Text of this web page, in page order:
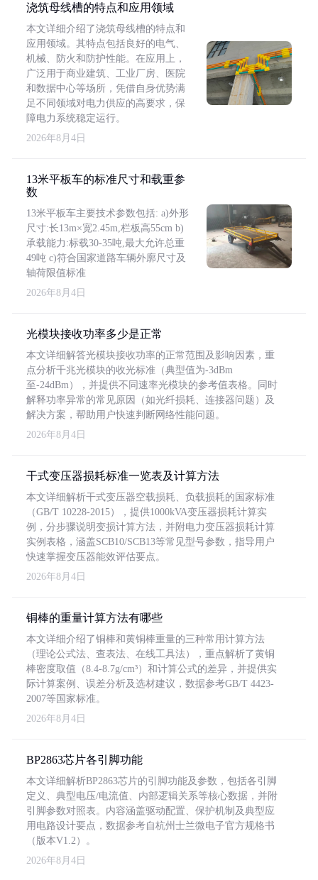
浇筑母线槽的特点和应用领域
本文详细介绍了浇筑母线槽的特点和
应用领域。其特点包括良好的电气、
机械、防火和防护性能。在应用上，
广泛用于商业建筑、工业厂房、医院
和数据中心等场所，凭借自身优势满
足不同领域对电力供应的高要求，保
障电力系统稳定运行。
2026年8月4日
13米平板车的标准尺寸和载重参
数
13米平板车主要技术参数包括: a)外形
尺寸:长13m×宽2.45m,栏板高55cm b)
承载能力:标载30-35吨,最大允许总重
49吨 c)符合国家道路车辆外廓尺寸及
轴荷限值标准
2026年8月4日
光模块接收功率多少是正常
本文详细解答光模块接收功率的正常范围及影响因素，重
点分析千兆光模块的收光标准（典型值为-3dBm
至-24dBm），并提供不同速率光模块的参考值表格。同时
解释功率异常的常见原因（如光纤损耗、连接器问题）及
解决方案，帮助用户快速判断网络性能问题。
2026年8月4日
干式变压器损耗标准一览表及计算方法
本文详细解析干式变压器空载损耗、负载损耗的国家标准
（GB/T 10228-2015），提供1000kVA变压器损耗计算实
例，分步骤说明变损计算方法，并附电力变压器损耗计算
实例表格，涵盖SCB10/SCB13等常见型号参数，指导用户
快速掌握变压器能效评估要点。
2026年8月4日
铜棒的重量计算方法有哪些
本文详细介绍了铜棒和黄铜棒重量的三种常用计算方法
（理论公式法、查表法、在线工具法），重点解析了黄铜
棒密度取值（8.4-8.7g/cm³）和计算公式的差异，并提供实
际计算案例、误差分析及选材建议，数据参考GB/T 4423-
2007等国家标准。
2026年8月4日
BP2863芯片各引脚功能
本文详细解析BP2863芯片的引脚功能及参数，包括各引脚
定义、典型电压/电流值、内部逻辑关系等核心数据，并附
引脚参数对照表。内容涵盖驱动配置、保护机制及典型应
用电路设计要点，数据参考自杭州士兰微电子官方规格书
（版本V1.2）。
2026年8月4日